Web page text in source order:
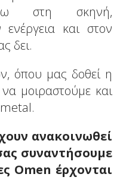
στη σκηνή,
και στον
δει.
όπου μας δοθεί η
μοιραστούμε και
ανακοινωθεί
συναντήσουμε
Omen έρχονται